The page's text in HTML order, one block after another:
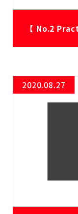
【 No.2
2020.08.27